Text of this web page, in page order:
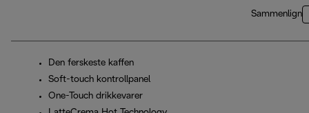
Sammenlign
Den ferskeste kaffen
Soft-touch kontrollpanel
One-Touch drikkevarer